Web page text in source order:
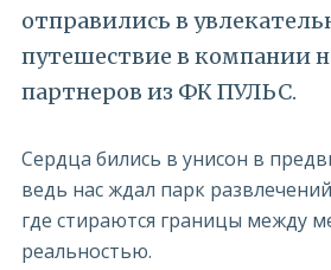
отправились в
путешествие в компании
партнеров из ФК ПУЛЬС.
Сердца бились в унисон в
ведь нас ждал парк
где стираются границы между
реальностью.